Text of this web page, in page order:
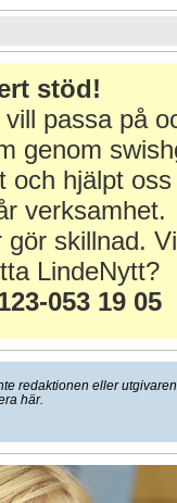
stöd!
vill passa på
genom
och hjälpt
verksamhet.
gör skillnad.
LindeNytt?
053 19 05
redaktionen eller
här.